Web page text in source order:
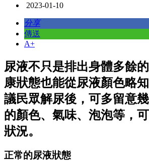
2023-01-10
分享
傳送
A+
尿液不只是排出身體多餘
康狀態也能從尿液顏色略
議民眾解尿後，可多留意
的顏色、氣味、泡泡等，
狀況。
正常的尿液狀態